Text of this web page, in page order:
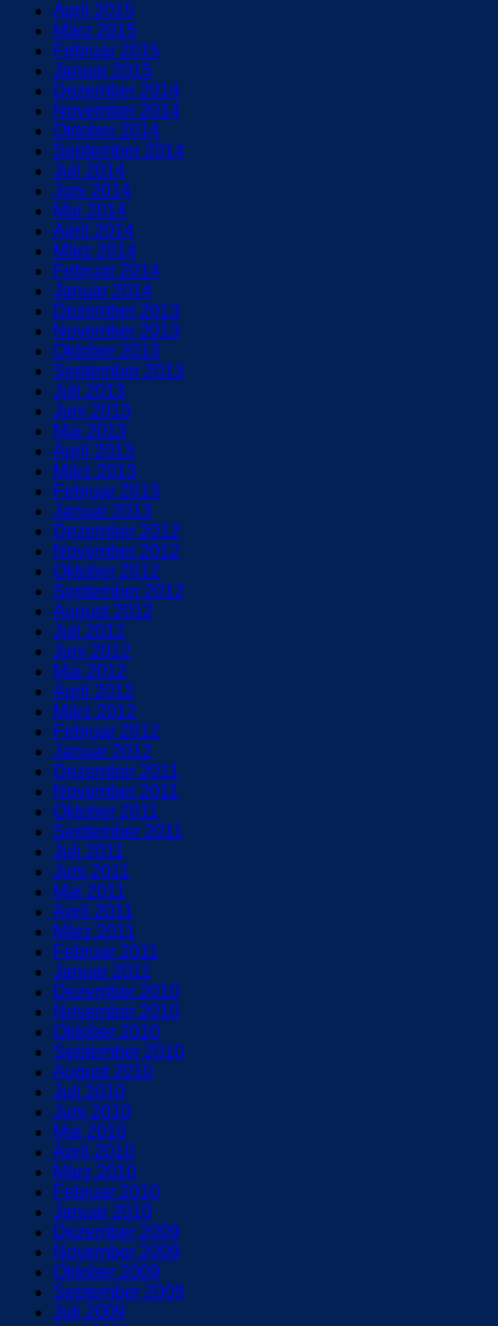
April 2015
März 2015
Februar 2015
Januar 2015
Dezember 2014
November 2014
Oktober 2014
September 2014
Juli 2014
Juni 2014
Mai 2014
April 2014
März 2014
Februar 2014
Januar 2014
Dezember 2013
November 2013
Oktober 2013
September 2013
Juli 2013
Juni 2013
Mai 2013
April 2013
März 2013
Februar 2013
Januar 2013
Dezember 2012
November 2012
Oktober 2012
September 2012
August 2012
Juli 2012
Juni 2012
Mai 2012
April 2012
März 2012
Februar 2012
Januar 2012
Dezember 2011
November 2011
Oktober 2011
September 2011
Juli 2011
Juni 2011
Mai 2011
April 2011
März 2011
Februar 2011
Januar 2011
Dezember 2010
November 2010
Oktober 2010
September 2010
August 2010
Juli 2010
Juni 2010
Mai 2010
April 2010
März 2010
Februar 2010
Januar 2010
Dezember 2009
November 2009
Oktober 2009
September 2009
Juli 2009